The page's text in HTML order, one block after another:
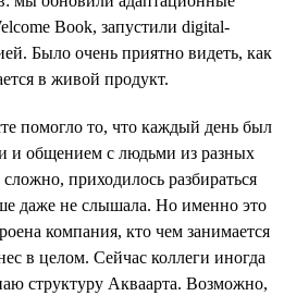
Book, запустили digital-
Было очень приятно видеть, как
в живой продукт.
помогло то, что каждый день был
и общением с людьми из разных
приходилось разбираться
даже не слышала. Но именно это
компания, кто чем занимается
в целом. Сейчас коллеги иногда
структуру Акваарта. Возможно,